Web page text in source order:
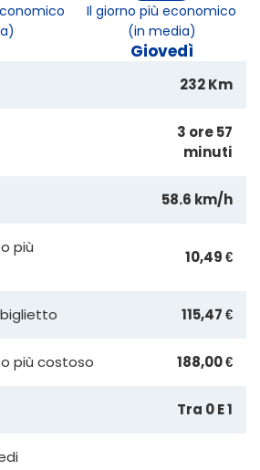
Il giorno più economico
(in media)
Giovedì
232 Km
3 ore 57
minuti
58.6 km/h
più
10,49 €
115,47 €
più costoso 188,00 €
Tra 0 E 1